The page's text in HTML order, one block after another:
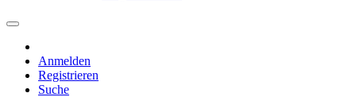
Anmelden
Registrieren
Suche